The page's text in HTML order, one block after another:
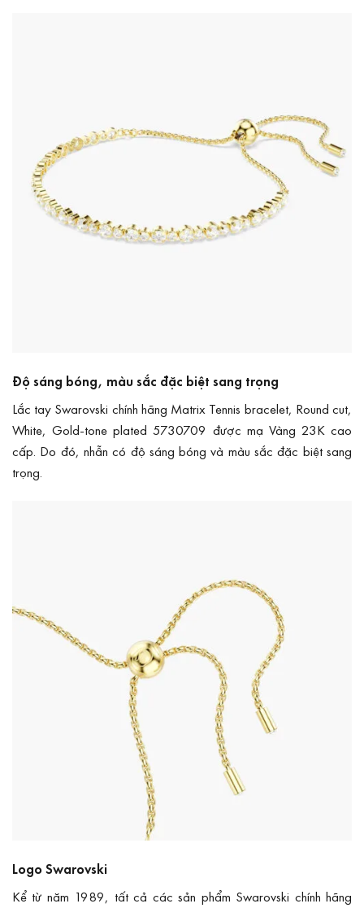
Độ sáng bóng, màu sắc đặc biệt sang trọng
Lắc tay Swarovski chính hãng Matrix Tennis bracelet, Round cut,
White, Gold-tone plated 5730709 được mạ Vàng 23K cao
cấp. Do đó, nhẫn có độ sáng bóng và màu sắc đặc biệt sang
trọng.
Logo Swarovski
Kể từ năm 1989, tất cả các sản phẩm Swarovski chính hãng